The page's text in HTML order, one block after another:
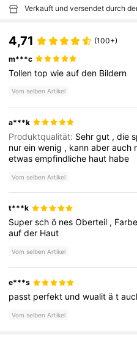
Verkauft und versendet durch
4,71 (100+)
m***c
Tollentopwieaufden Bildern
Vom selben Artikel
a***k
Produktqualität: Sehrgut ,die
nureinwenig , kannaberauch
etwasempfindliche haut habe
normalnachneuem
Vom selben Artikel
t***k
Superschö nesOberteil , Farbe
aufder Haut
Vom selben Artikel
e***s
passt perfekt undwualität
Vom selben Artikel